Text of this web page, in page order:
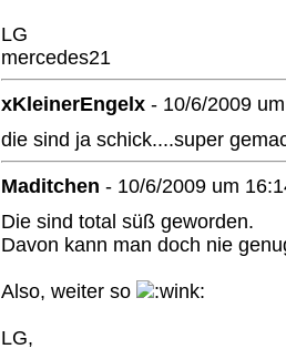
LG
mercedes21
xKleinerEngelx - 10/6/2009
die sind ja schick....super
Maditchen - 10/6/2009 um
Die sind total süß geworden.
Davon kann man doch nie
Also, weiter so
LG,